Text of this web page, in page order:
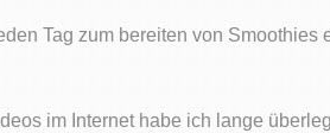
Tag zum bereiten von Smoothies
im Internet habe ich lange